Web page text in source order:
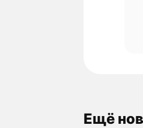
Ещё